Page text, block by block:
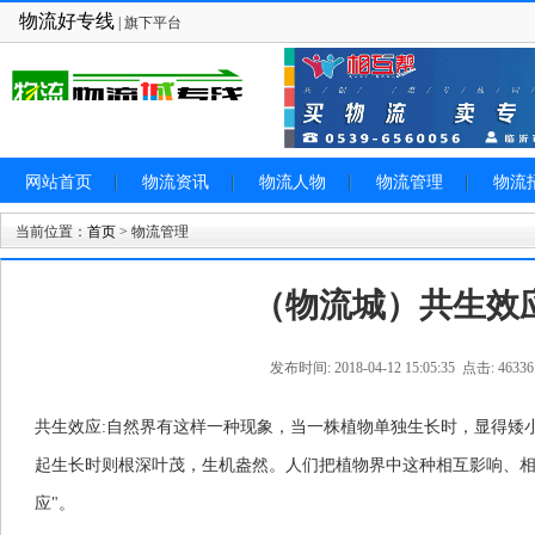
物流好专线 | 旗下平台
网站首页 物流资讯 物流人物 物流管理 物流
当前位置： 首页 > 物流管理
（物流城）共生效
发布时间: 2018-04-12 15:05:35 点击: 46336
共生效应:自然界有这样一种现象，当一株植物单独生长时，显得矮
起生长时则根深叶茂，生机盎然。人们把植物界中这种相互影响、
应"。